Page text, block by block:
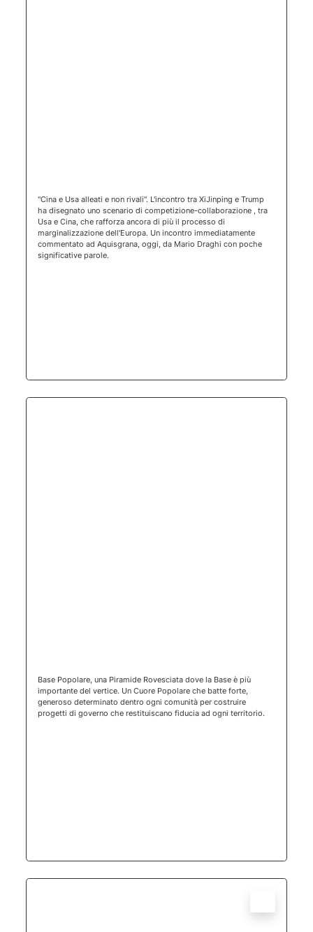
"Cina e Usa alleati e non rivali". L'incontro tra XiJinping e Trump
ha disegnato uno scenario di competizione-collaborazione , tra
Usa e Cina, che rafforza ancora di più il processo di
marginalizzazione dell'Europa. Un incontro immediatamente
commentato ad Aquisgrana, oggi, da Mario Draghi con poche
significative parole.
Base Popolare, una Piramide Rovesciata dove la Base è più
importante del vertice. Un Cuore Popolare che batte forte,
generoso determinato dentro ogni comunità per costruire
progetti di governo che restituiscano fiducia ad ogni territorio.